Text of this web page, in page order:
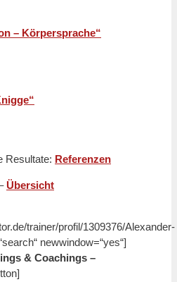
– Körpersprache“
Resultate: Referenzen
Übersicht
trainer/profil/1309376/Alexander-
newwindow=“yes“]
& Coachings –